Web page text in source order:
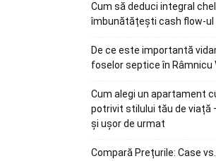
Cum să deduci integral
îmbunătățești cash flow-ul
De ce este importantă
foselor septice în Râmnicu
Cum alegi un apartament
potrivit stilului tău de viață
și ușor de urmat
Compară Prețurile: Case